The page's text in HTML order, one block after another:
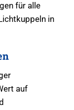
für alle
in
auf